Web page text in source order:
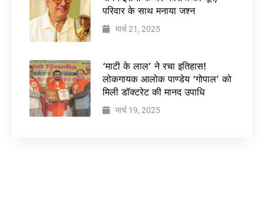
परिवार के साथ मनाया जश्न
मार्च 21, 2025
‘माटी के लाल’ ने रचा इतिहास!
लोकगायक आलोक पाण्डेय ‘गोपाल’ को
मिली डॉक्टरेट की मानद उपाधि
मार्च 19, 2025